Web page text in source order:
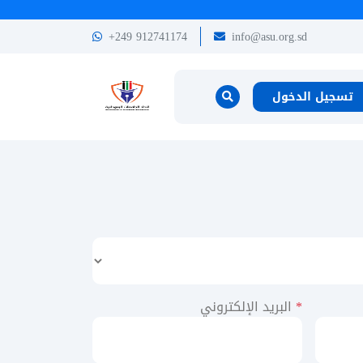
+249 912741174 info@asu.org.sd
تسجيل الدخول
* البريد الإلكتروني